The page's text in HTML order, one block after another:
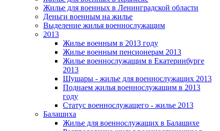
Жилье для военных в Ленинградской области
Деньги военным на жилье
Выделение жилья военнослужащим
2013
Жилье военным в 2013 году
Жилье военным пенсионерам 2013
Жилье военнослужащим в Екатеринбурге
2013
Шушары - жилье для военнослужащих 2013
Поднаем жилья военнослужащим в 2013
году
Статус военнослужащего - жилье 2013
Балашиха
Жилье для военнослужащих в Балашихе